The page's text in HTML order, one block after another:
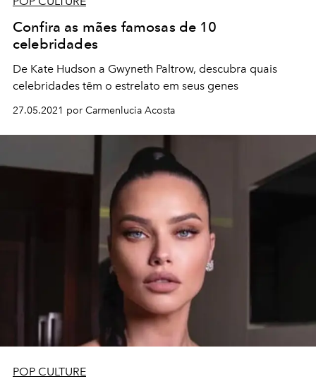
Confira as mães famosas de 10
celebridades
De Kate Hudson a Gwyneth Paltrow, descubra quais
celebridades têm o estrelato em seus genes
27.05.2021 por Carmenlucia Acosta
POP CULTURE